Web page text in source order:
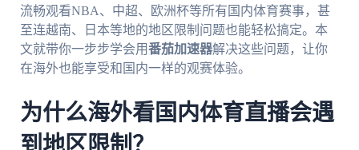
流畅观看NBA、中超、欧洲杯等所有国内体育赛事，甚
至连越南、日本等地的地区限制问题也能轻松搞定。本
文就带你一步步学会用番茄加速器解决这些问题，让你
在海外也能享受和国内一样的观赛体验。
为什么海外看国内体育直播会遇
到地区限制？